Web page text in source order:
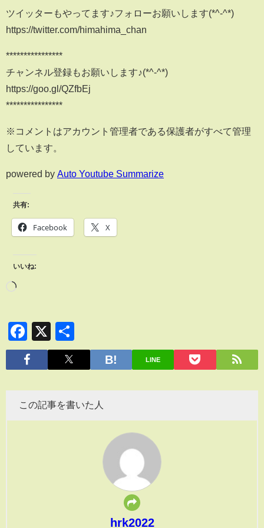
ツイッターもやってます♪フォローお願いします(*^-^*)
https://twitter.com/himahima_chan
****************
チャンネル登録もお願いします♪(*^-^*)
https://goo.gl/QZfbEj
****************
※コメントはアカウント管理者である保護者がすべて管理
しています。
powered by Auto Youtube Summarize
共有:
Facebook X
いいね:
Facebook
X
有
LINE
この記事を書いた人
hrk2022